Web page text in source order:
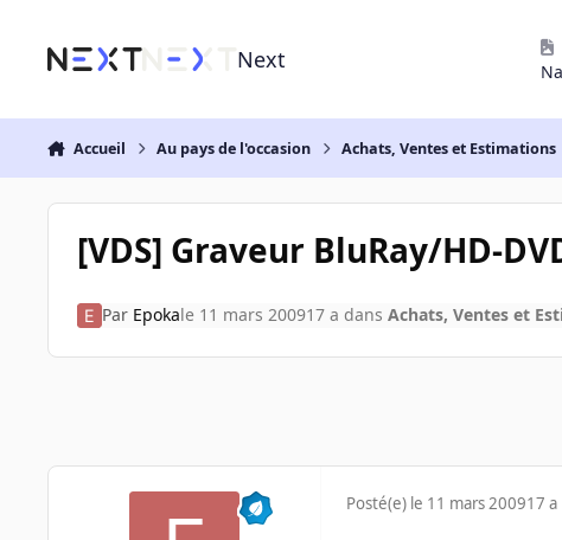
Next
Accueil Au pays de l'occasion Achats, Ventes et Estimations
[VDS] Graveur BluRay/HD-
Par Epokale 11 mars 200917 a dans Achats, Ventes et
Posté(e) le 11 mars 200917 a